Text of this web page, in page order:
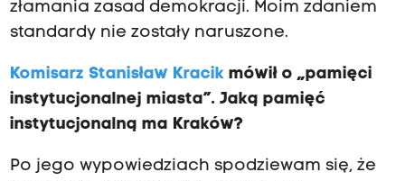
złamania zasad demokracji. Moim zdaniem
standardy nie zostały naruszone.
Komisarz Stanisław Kracikmówił o „pamięci
instytucjonalnej miasta”. Jaką pamięć
instytucjonalną ma Kraków?
Po jego wypowiedziach spodziewam się, że